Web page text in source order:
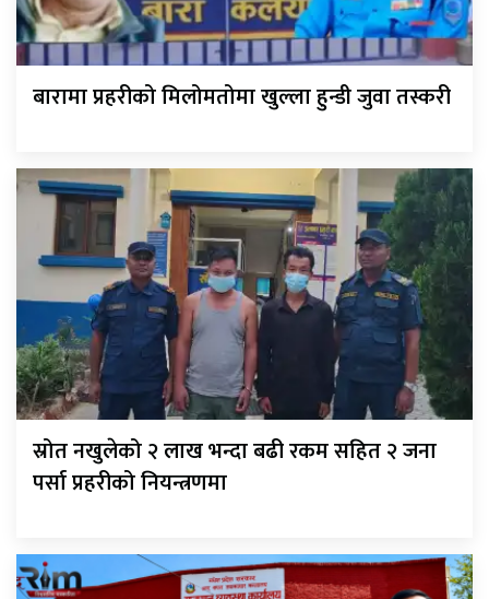
बारामा प्रहरीको मिलोमतोमा खुल्ला हुन्डी जुवा तस्करी
स्रोत नखुलेको २ लाख भन्दा बढी रकम सहित २ जना
पर्सा प्रहरीको नियन्त्रणमा